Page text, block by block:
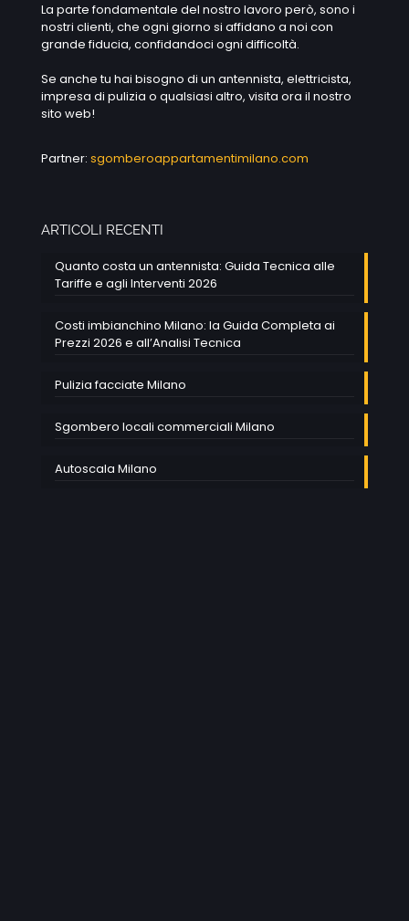
La parte fondamentale del nostro lavoro però, sono i
nostri clienti, che ogni giorno si affidano a noi con
grande fiducia, confidandoci ogni difficoltà.
Se anche tu hai bisogno di un antennista, elettricista,
impresa di pulizia o qualsiasi altro, visita ora il nostro
sito web!
Partner: sgomberoappartamentimilano.com
ARTICOLI RECENTI
Quanto costa un antennista: Guida Tecnica alle
Tariffe e agli Interventi 2026
Costi imbianchino Milano: la Guida Completa ai
Prezzi 2026 e all’Analisi Tecnica
Pulizia facciate Milano
Sgombero locali commerciali Milano
Autoscala Milano